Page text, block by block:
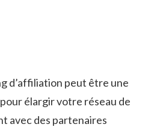
d’affiliation peut‍ être une
élargir votre réseau de
avec des partenaires